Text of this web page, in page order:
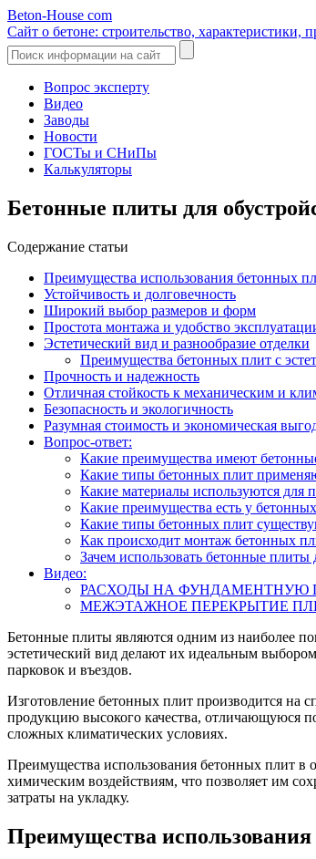
Beton-House com
Сайт о бетоне: строительство,
Вопрос эксперту
Видео
Заводы
Новости
ГОСТы и СНиПы
Калькуляторы
Бетонные плиты для
Содержание статьи
Преимущества использования бетонных
Устойчивость и долговечность
Широкий выбор размеров и форм
Простота монтажа и удобство
Эстетический вид и разнообразие отделки
Преимущества бетонных плит с
Прочность и надежность
Отличная стойкость к механическим и
Безопасность и экологичность
Разумная стоимость и экономическая
Вопрос-ответ:
Какие преимущества имеют
Какие типы бетонных плит
Какие материалы используются для
Какие преимущества есть у
Какие типы бетонных плит
Как происходит монтаж бетонных
Зачем использовать бетонные
Видео:
РАСХОДЫ НА ФУНДАМЕНТНУЮ
МЕЖЭТАЖНОЕ ПЕРЕКРЫТИЕ
Бетонные плиты являются одним из наиболее
эстетический вид делают их идеальным
парковок и въездов.
Изготовление бетонных плит производится на
продукцию высокого качества, отличающуюся
сложных климатических условиях.
Преимущества использования бетонных плит
химическим воздействиям, что позволяет им
затраты на укладку.
Преимущества